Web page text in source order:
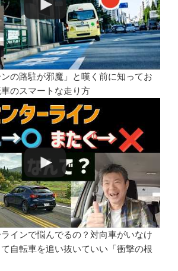
ンの路駐が邪魔」と嘆く前に知ってお
のスマートな走り方
インで悩んでるの？対向車がいなけ
自転車を追い抜いていい「衝撃の根